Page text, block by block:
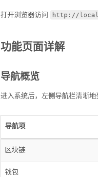
打开浏览器访问 http://
功能页面详解
导航概览
进入系统后，左侧导航栏清晰地
导航项
区块链
钱包